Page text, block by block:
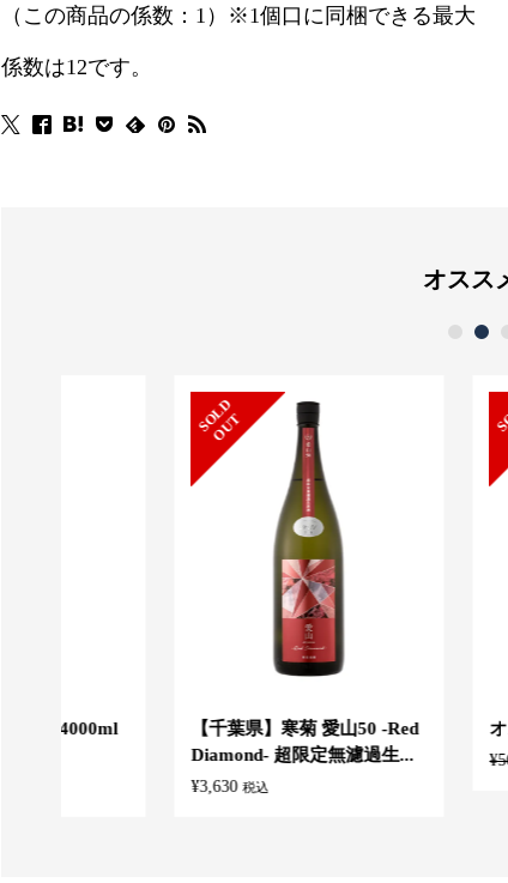
（この商品の係数：1）※1個口に同梱できる最大
係数は12です。
オスス
【千葉県】寒菊 愛山50 -Red
Diamond- 超限定無濾過生...
オスコ・ロッソ
¥561
1 2